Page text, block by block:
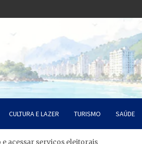
SP
CULTURA E LAZER TURISMO SAÚDE
acessar serviços eleitorais